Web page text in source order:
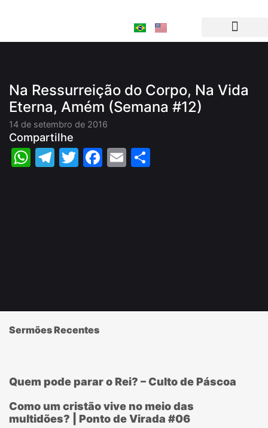
conteúdo
Na Ressurreição do Corpo, Na Vida
Eterna, Amém (Semana #12)
14 de setembro de 2016
Compartilhe
WhatsApp
Telegram
Twitter
Facebook
Email
Sermões Recentes
Quem pode parar o Rei? – Culto de Páscoa
Como um cristão vive no meio das
multidões? | Ponto de Virada #06